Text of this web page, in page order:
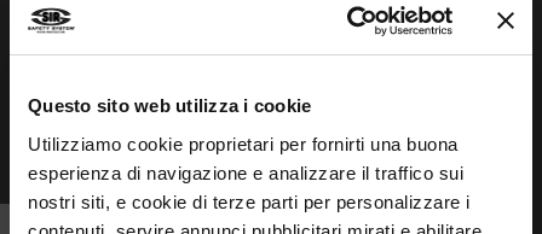
Questo sito web utilizza i cookie
Utilizziamo cookie proprietari per fornirti una buona
esperienza di navigazione e analizzare il traffico sui
nostri siti, e cookie di terze parti per personalizzare i